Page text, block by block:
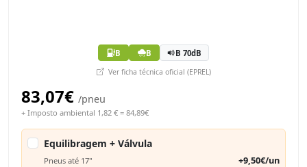
B B B 70dB
Ver ficha técnica oficial (EPREL)
83,07€ /pneu
+ Imposto ambiental 1,82 € = 84,89€
Equilibragem + Válvula
Pneus até 17" +9,50€/un